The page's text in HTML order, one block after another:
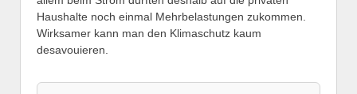
Haushalte noch einmal Mehrbelastungen zukommen.
Wirksamer kann man den Klimaschutz kaum
desavouieren.